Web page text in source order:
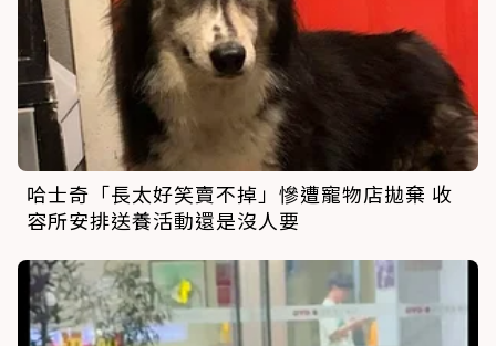
哈士奇「長太好笑賣不掉」慘遭寵物店拋棄 收
容所安排送養活動還是沒人要